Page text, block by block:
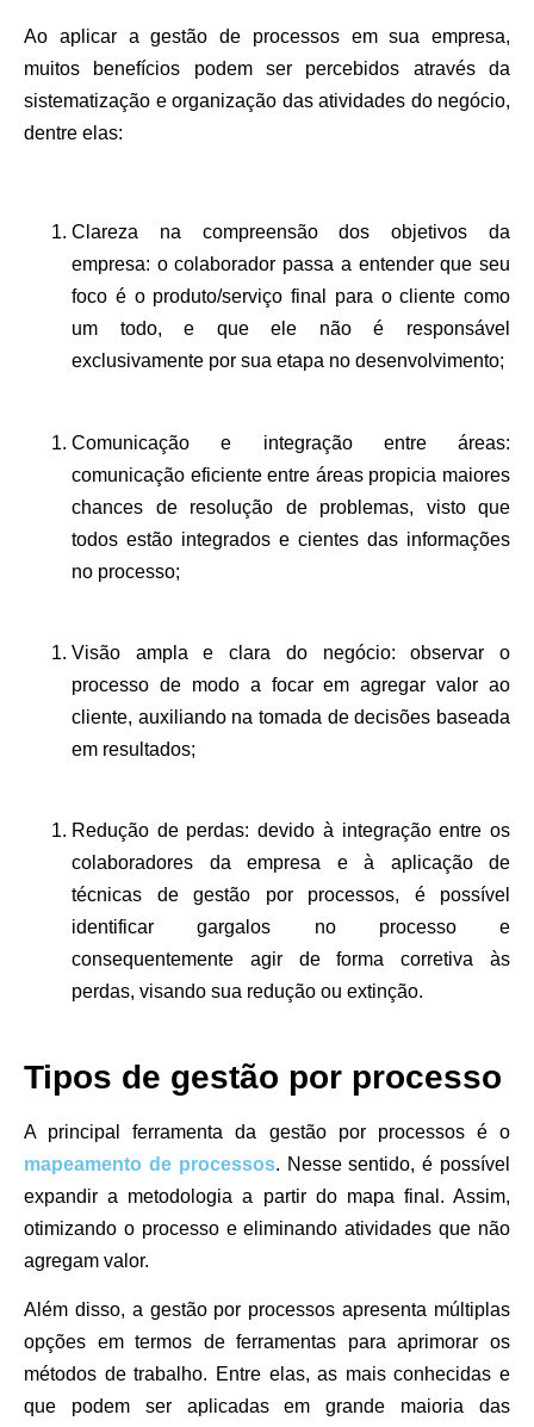
Ao aplicar a gestão de processos em sua empresa,
muitos benefícios podem ser percebidos através da
sistematização e organização das atividades do negócio,
dentre elas:
Clareza na compreensão dos objetivos da
empresa: o colaborador passa a entender que seu
foco é o produto/serviço final para o cliente como
um todo, e que ele não é responsável
exclusivamente por sua etapa no desenvolvimento;
Comunicação e integração entre áreas:
comunicação eficiente entre áreas propicia maiores
chances de resolução de problemas, visto que
todos estão integrados e cientes das informações
no processo;
Visão ampla e clara do negócio:observar o
processo de modo a focar em agregar valor ao
cliente, auxiliando na tomada de decisões baseada
em resultados;
Redução de perdas:devido à integração entre os
colaboradores da empresa e à aplicação de
técnicas de gestão por processos, é possível
identificar gargalos no processo e
consequentemente agir de forma corretiva às
perdas, visando sua redução ou extinção.
Tipos de gestão por processo
A principal ferramenta da gestão por processos é o
mapeamento de processos. Nesse sentido, é possível
expandir a metodologia a partir do mapa final. Assim,
otimizando o processo e eliminando atividades que não
agregam valor.
Além disso, a gestão por processos apresenta múltiplas
opções em termos de ferramentas para aprimorar os
métodos de trabalho. Entre elas, as mais conhecidas e
que podem ser aplicadas em grande maioria das